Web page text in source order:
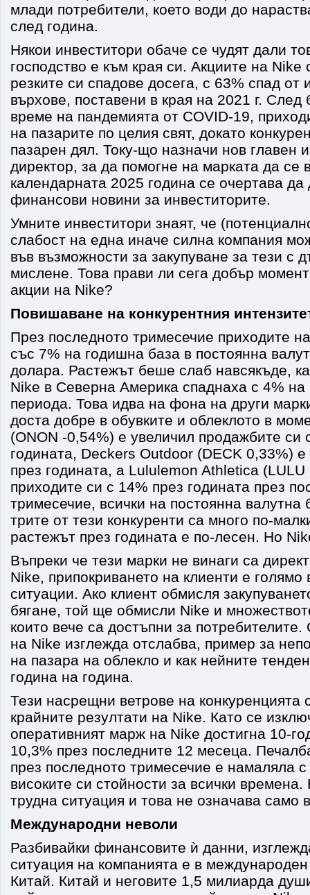
млади потребители, което води до
след година.
Някои инвеститори обаче се чудят дали
господство е към края си. Акциите на Nike
резките си спадове досега, с 63% спад от
върхове, поставени в края на 2021 г. След
време на пандемията от COVID-19,
на пазарите по целия свят, докато
пазарен дял. Току-що назначи нов главен
директор, за да помогне на марката да се
календарната 2025 година се очертава
финансови новини за инвеститорите.
Умните инвеститори знаят, че
слабост на една иначе силна компания
във възможности за закупуване за тези с
мислене. Това прави ли сега добър
акции на Nike?
Повишаване на конкурентния
През последното тримесечие приходите
със 7% на годишна база в постоянна
долара. Растежът беше слаб навсякъде,
Nike в Северна Америка спаднаха с 4% на
периода. Това идва на фона на други
доста добре в обувките и облеклото в
(ONON -0,54%) е увеличил продажбите си
годината, Deckers Outdoor (DECK 0,33%)
през годината, а Lululemon Athletica
приходите си с 14% през годината през
тримесечие, всички на постоянна валутна
трите от тези конкуренти са много по-
растежът през годината е по-лесен. Но
Въпреки че тези марки не винаги са
Nike, припокриването на клиенти е голямо
ситуации. Ако клиент обмисля
бягане, той ще обмисли Nike и
които вече са достъпни за
на Nike изглежда отслабва, пример за
на пазара на облекло и как нейните
година на година.
Тези насрещни ветрове на конкуренцията
крайните резултати на Nike. Като се
оперативният марж на Nike достигна 10-
10,3% през последните 12 месеца.
през последното тримесечие е намаляла
високите си стойности за всички
трудна ситуация и това не означава само
Международни неволи
Разбивайки финансовите ѝ данни,
ситуация на компанията е в
Китай. Китай и неговите 1,5 милиарда